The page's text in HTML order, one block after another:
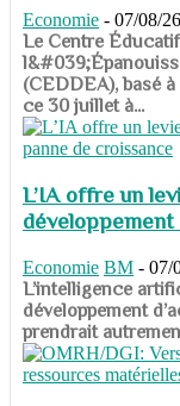
Economie - 07/08/26
​​​​​​​Le Centre
(CEDDEA), basé
ce 30 juillet à...
L’IA offre un
Economie BM - 07/
​​​​​​​L’intelligence
développement
prendrait